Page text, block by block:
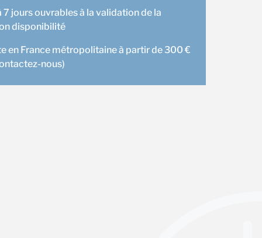
7 jours ouvrables à la validation de la
disponibilité
en France métropolitaine à partir de 300 €
nous)